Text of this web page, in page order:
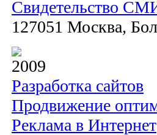
Свидетельство
127051 Москва,
2009
Разработка сайтов
Продвижение
Реклама в Интернет